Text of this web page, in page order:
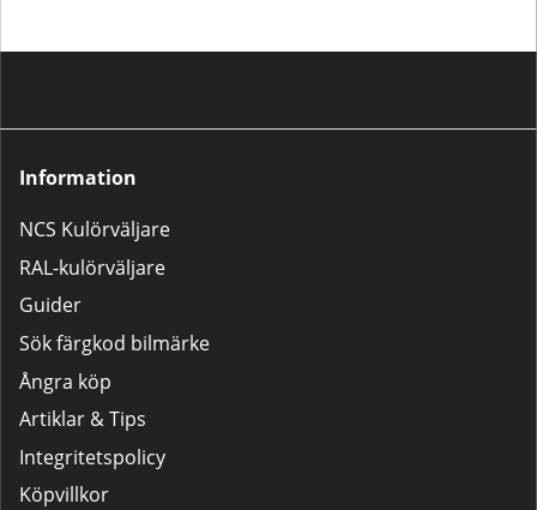
Information
NCS Kulörväljare
RAL-kulörväljare
Guider
Sök färgkod bilmärke
Ångra köp
Artiklar & Tips
Integritetspolicy
Köpvillkor